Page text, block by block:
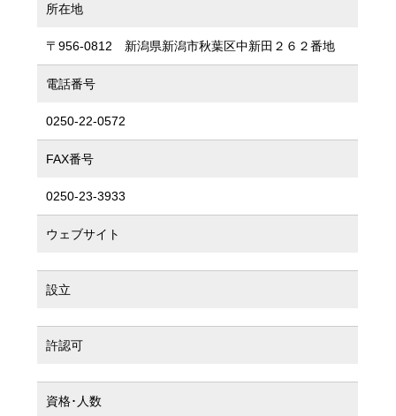
所在地
〒956-0812 新潟県新潟市秋葉区中新田２６２番地
電話番号
0250-22-0572
FAX番号
0250-23-3933
ウェブサイト
設立
許認可
資格･人数